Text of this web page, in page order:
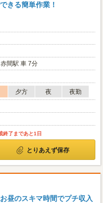
きる簡単作業！
間駅 車 7分
夕方 夜
夜勤
終了まであと1日
とりあえず保存
昼のスキマ時間でプチ収入